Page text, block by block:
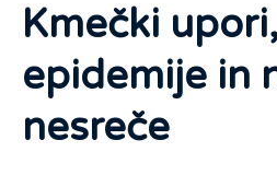
Kmečki upori,
epidemije in
nesreče